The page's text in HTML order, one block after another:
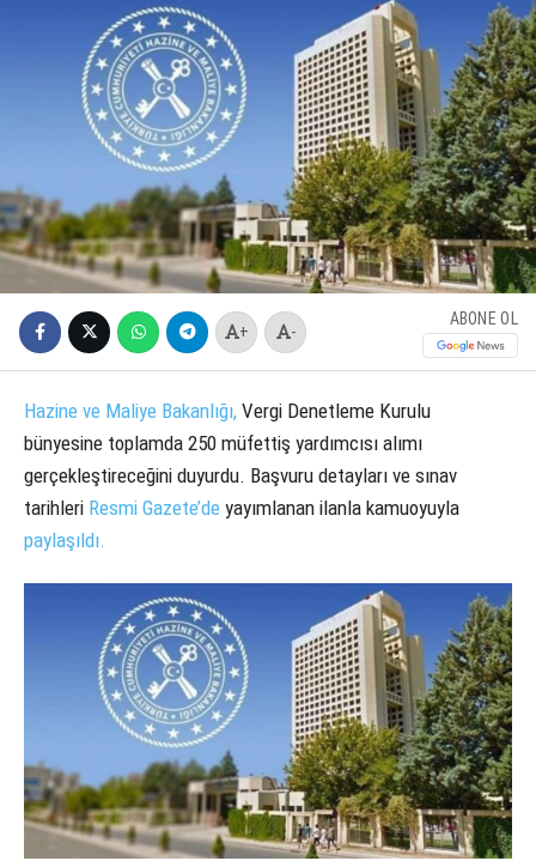
+ -
ABONE OL
Hazine ve Maliye Bakanlığı, Vergi Denetleme Kurulu
bünyesine toplamda 250 müfettiş yardımcısı alımı
gerçekleştireceğini duyurdu. Başvuru detayları ve sınav
tarihleri Resmi Gazete’de yayımlanan ilanla kamuoyuyla
paylaşıldı.